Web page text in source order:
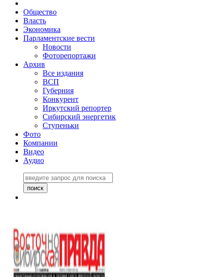
Общество
Власть
Экономика
Парламентские вести
Новости
Фоторепортажи
Архив
Все издания
ВСП
Губерния
Конкурент
Иркутский репортер
Сибирский энергетик
Ступеньки
Фото
Компании
Видео
Аудио